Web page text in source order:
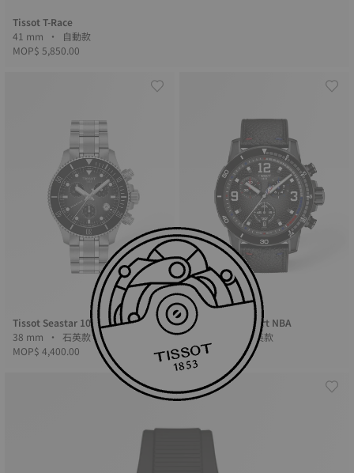
Tissot T-Race
41 mm • 自動款
MOP$ 5,850.00
Tissot Seastar 1000
38 mm • 石英款
MOP$ 4,400.00
Special Edition
Tissot Supersport NBA
45.5 mm • 石英款
MOP$ 3,800.00